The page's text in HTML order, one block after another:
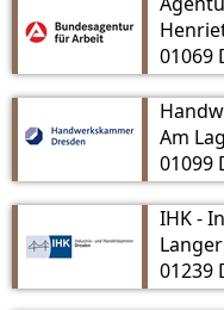
01069
Am
01099
01239